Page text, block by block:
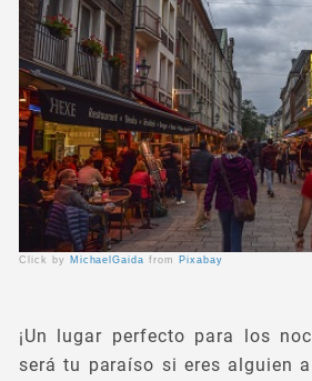
Click by MichaelGaida from Pixabay
¡Un lugar perfecto para los
será tu paraíso si eres alguien